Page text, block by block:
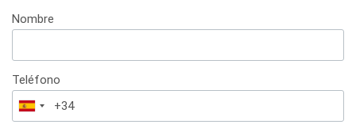
Nombre
Teléfono
España
+34